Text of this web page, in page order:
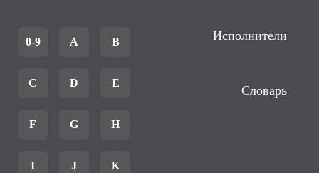
0-9 A B
C D E
F G H
I J K
Исполнители
Словарь